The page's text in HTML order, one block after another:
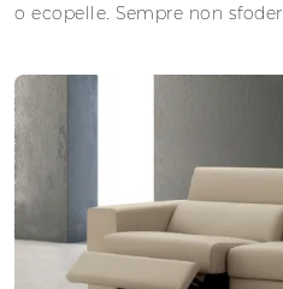
o ecopelle. Sempre non